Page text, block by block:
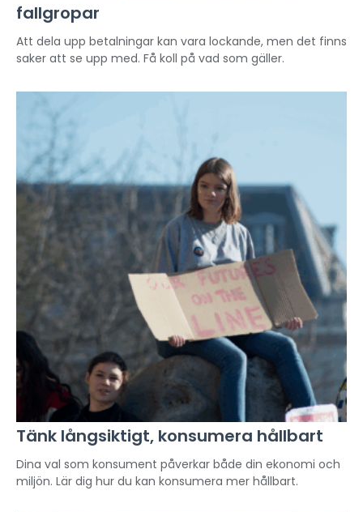
fallgropar
Att dela upp betalningar kan vara lockande, men det finns
saker att se upp med. Få koll på vad som gäller.
Tänk långsiktigt, konsumera hållbart
Dina val som konsument påverkar både din ekonomi och
miljön. Lär dig hur du kan konsumera mer hållbart.